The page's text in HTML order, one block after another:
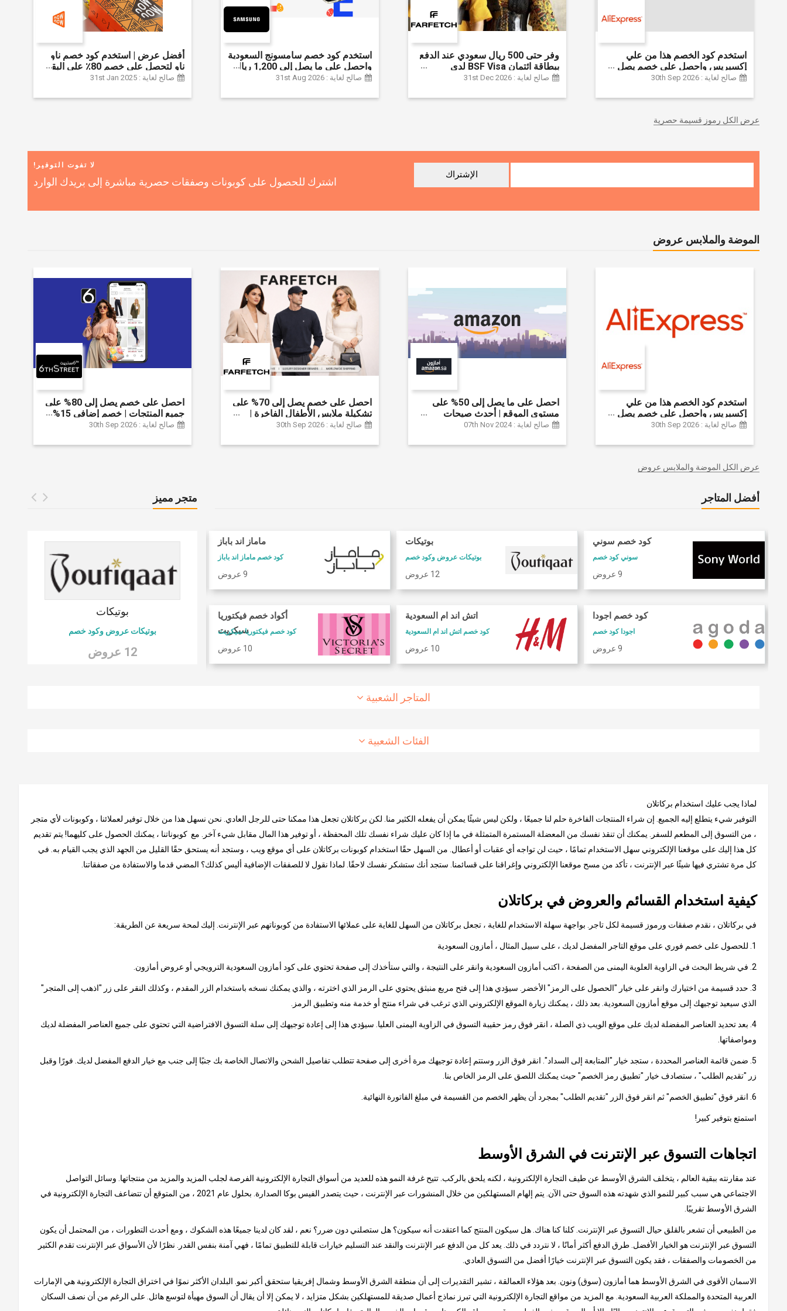
استخدم كود الخصم هذا من علي
إكسبريس واحصل على خصم يصل
إلى 60% على أجهزة الكمبيوتر
بقيمة 155 دولارًا أمريكيًا على الطلبات
| شحن مج
صالح لغاية : 30th Sep 2026
وفر حتى 500 ريال سعودي عند الدفع
ببطاقة ائتمان BSF Visa لدى
Farfetch
صالح لغاية : 31st Dec 2026
استخدم كود خصم سامسونج السعودية
واحصل على ما يصل إلى 1,200 ريال
سعودي + خصم إضافي 6% على
صالح لغاية : 31st Aug 2026
أفضل عرض | استخدم كود خصم ناو
ناو لتحصل على خصم 80٪ على البقالة
| شراء اللحوم والفواكه والأطعمة
خصم إضافي 5٪ | أفضل عرض
صالح لغاية : 31st Jan 2025
عرض الكل رموز قسيمة حصرية
لا تفوت التوفير!
اشترك للحصول على كوبونات وصفقات حصرية مباشرة إلى بريدك الوارد
الإشتراك
الموضة والملابس عروض
استخدم كود الخصم هذا من علي
إكسبريس واحصل على خصم يصل
إلى 60% على أجهزة الكمبيوتر
بقيمة 155 دولارًا أمريكيًا على الطلبات
| شحن مج
صالح لغاية : 30th Sep 2026
احصل على ما يصل إلى 50% على
مستوى الموقع | أحدث صيحات
الموضة والإكسسوارات والأحذية
وغيرها الكثير | ًالشحن مجانا
صالح لغاية : 07th Nov 2024
احصل على خصم يصل إلى 70% على
تشكيلة ملابس الأطفال الفاخرة |
خصم إضافي 20% (يُطبّق الخصم
صالح لغاية : 30th Sep 2026
احصل على خصم يصل إلى 80% على
جميع المنتجات | خصم إضافي 15%
صالح لغاية : 30th Sep 2026
عرض الكل الموضة والملابس عروض
متجر مميز
كود خصم طيران الاتحاد
كود خصم طيران الاتحاد
كود خصم شارع 6
كوبون وكود خصم 6 ستريت
بوتيكات
بوتيكات عروض وكود خصم
12 عروض
أفضل المتاجر
كود خصم سوني
سوني كود خصم
9 عروض
كود خصم اجودا
اجودا كود خصم
9 عروض
بوتيكات
بوتيكات عروض وكود خصم
12 عروض
اتش اند ام السعودية
كود خصم اتش اند ام السعودية
10 عروض
ماماز اند باباز
كود خصم ماماز اند باباز
9 عروض
أكواد خصم فيكتوريا
سيكريت
كود خصم فيكتوريا سيكريت
10 عروض
كوبونات فوغا كلوزيت
كود خصم فوغا كلوسيت
كود خصم امريكان ايجل
المتاجر الشعبية
الفئات الشعبية
لماذا يجب عليك استخدام بركاتلان
التوفير شيء يتطلع إليه الجميع. إن شراء المنتجات الفاخرة حلم لنا جميعًا ، ولكن ليس شيئًا يمكن أن يفعله الكثير منا. لكن بركاتلان تجعل هذا ممكنا حتى للرجل العادي. نحن نسهل هذا من خلال توفير لعملائنا ، وكوبونات لأي متجر
، من التسوق إلى المطعم للسفر. يمكنك أن تنقذ نفسك من المعضلة المستمرة المتمثلة في ما إذا كان عليك شراء نفسك تلك المحفظة ، أو توفير هذا المال مقابل شيء آخر. مع كوبوناتنا ، يمكنك الحصول على كليهما! يتم تقديم
كل هذا إليك على موقعنا الإلكتروني سهل الاستخدام تمامًا ، حيث لن تواجه أي عقبات أو أعطال. من السهل حقًا استخدام كوبونات بركاتلان على أي موقع ويب ، وستجد أنه يستحق حقًا القليل من الجهد الذي يجب القيام به. في
كل مرة تشتري فيها شيئًا عبر الإنترنت ، تأكد من مسح موقعنا الإلكتروني وإغراقنا على قسائمنا. ستجد أنك ستشكر نفسك لاحقًا. لماذا نقول لا للصفقات الإضافية أليس كذلك؟ المضي قدما والاستفادة من صفقاتنا.
كيفية استخدام القسائم والعروض في بركاتلان
في بركاتلان ، نقدم صفقات ورموز قسيمة لكل تاجر. بواجهة سهلة الاستخدام للغاية ، تجعل بركاتلان من السهل للغاية على عملائها الاستفادة من كوبوناتهم عبر الإنترنت. إليك لمحة سريعة عن الطريقة:
1. للحصول على خصم فوري على موقع التاجر المفضل لديك ، على سبيل المثال ، أمازون السعودية
2. في شريط البحث في الزاوية العلوية اليمنى من الصفحة ، اكتب أمازون السعودية وانقر على النتيجة ، والتي ستأخذك إلى صفحة تحتوي على كود أمازون السعودية الترويجي أو عروض أمازون.
3. حدد قسيمة من اختيارك وانقر على خيار "الحصول على الرمز" الأخضر. سيؤدي هذا إلى فتح مربع منبثق يحتوي على الرمز الذي اخترته ، والذي يمكنك نسخه باستخدام الزر المقدم ، وكذلك النقر على زر "اذهب إلى المتجر"
الذي سيعيد توجيهك إلى موقع أمازون السعودية. بعد ذلك ، يمكنك زيارة الموقع الإلكتروني الذي ترغب في شراء منتج أو خدمة منه وتطبيق الرمز.
4. بعد تحديد العناصر المفضلة لديك على موقع الويب ذي الصلة ، انقر فوق رمز حقيبة التسوق في الزاوية اليمنى العليا. سيؤدي هذا إلى إعادة توجيهك إلى سلة التسوق الافتراضية التي تحتوي على جميع العناصر المفضلة لديك
ومواصفاتها.
5. ضمن قائمة العناصر المحددة ، ستجد خيار "المتابعة إلى السداد". انقر فوق الزر وستتم إعادة توجيهك مرة أخرى إلى صفحة تتطلب تفاصيل الشحن والاتصال الخاصة بك جنبًا إلى جنب مع خيار الدفع المفضل لديك. فورًا وقبل
زر "تقديم الطلب" ، ستصادف خيار "تطبيق رمز الخصم" حيث يمكنك اللصق على الرمز الخاص بنا.
6. انقر فوق "تطبيق الخصم" ثم انقر فوق الزر "تقديم الطلب" بمجرد أن يظهر الخصم من القسيمة في مبلغ الفاتورة النهائية.
استمتع بتوفير كبير!
اتجاهات التسوق عبر الإنترنت في الشرق الأوسط
عند مقارنته ببقية العالم ، يتخلف الشرق الأوسط عن طيف التجارة الإلكترونية ، لكنه يلحق بالركب. تتيح غرفة النمو هذه للعديد من أسواق التجارة الإلكترونية الفرصة لجلب المزيد والمزيد من منتجاتها. وسائل التواصل
الاجتماعي هي سبب كبير للنمو الذي شهدته هذه السوق حتى الآن. يتم إلهام المستهلكين من خلال المنشورات عبر الإنترنت ، حيث يتصدر الفيس بوكا الصدارة. بحلول عام 2021 ، من المتوقع أن تتضاعف التجارة الإلكترونية في
الشرق الأوسط تقريبًا.
من الطبيعي أن تشعر بالقلق حيال التسوق عبر الإنترنت. كلنا كنا هناك. هل سيكون المنتج كما اعتقدت أنه سيكون؟ هل ستصلني دون ضرر؟ نعم ، لقد كان لدينا جميعًا هذه الشكوك ، ومع أحدث التطورات ، من المحتمل أن يكون
التسوق عبر الإنترنت هو الخيار الأفضل. طرق الدفع أكثر أمانًا ، لا نتردد في ذلك. يعد كل من الدفع عبر الإنترنت والنقد عند التسليم خيارات قابلة للتطبيق تمامًا ، فهي آمنة بنفس القدر. نظرًا لأن الأسواق عبر الإنترنت تقدم الكثير
من الخصومات والصفقات ، فقد يكون التسوق عبر الإنترنت خيارًا أفضل من التسوق العادي.
الاسمان الأقوى في الشرق الأوسط هما أمازون (سوق) ونون. بعد هؤلاء العمالقة ، تشير التقديرات إلى أن منطقة الشرق الأوسط وشمال إفريقيا ستحقق أكبر نمو. البلدان الأكثر نموًا في اختراق التجارة الإلكترونية هي الإمارات
العربية المتحدة والمملكة العربية السعودية. مع المزيد من مواقع التجارة الإلكترونية التي تبرز نماذج أعمال صديقة للمستهلكين بشكل متزايد ، لا يمكن إلا أن يقال أن السوق مهيأة لتوسع هائل. على الرغم من أن نصف السكان